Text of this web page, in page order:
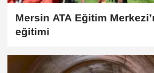
Mersin ATA Eğitim
eğitimi